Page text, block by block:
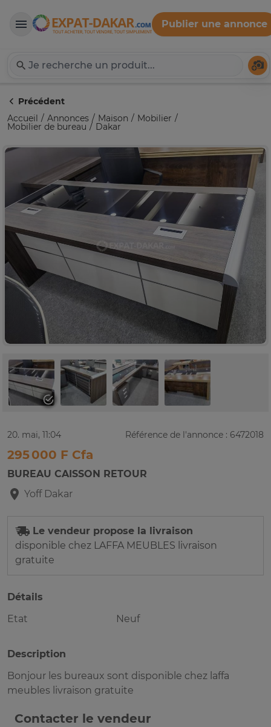
Expat-Dakar
Publier une annonce
Précédent
Accueil
Annonces Maison Mobilier
Mobilier de bureau Dakar
20. mai, 11:04 Référence de l'annonce : 6472018
295 000 F Cfa
BUREAU CAISSON RETOUR
Yoff Dakar
Le vendeur propose la livraison
disponible chez LAFFA MEUBLES livraison
gratuite
Détails
Etat
Neuf
Description
Bonjour les bureaux sont disponible chez laffa
meubles livraison gratuite
Contacter le vendeur